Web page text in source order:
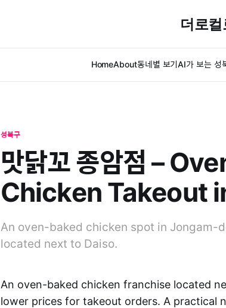
더로
HomeAbout동네별 보기AI가 보는 성
성북구
맛닭꼬 종암점 –
Chicken Takeout
An oven-baked chicken spot in Jongam-
located next to Daiso.
An oven-baked chicken franchise located
lower prices for takeout orders. A practical